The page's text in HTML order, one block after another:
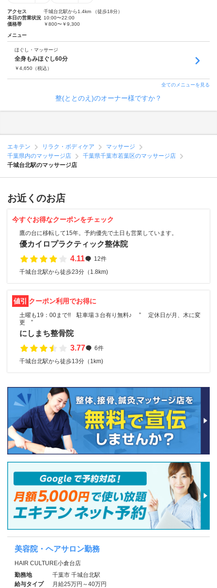
アクセス
千城台北駅から1.4km （徒歩18分）
本日の営業状況 10:00〜22:00
価格帯
￥800〜￥9,300
メニュー
ほぐし・マッサージ
全身もみほぐし60分
￥4,650 （税込）
全てのメニューを見る
整(ととのえ)のオーナー様ですか？
エキテン リラク・ボディケア
マッサージ
千葉県内のマッサージ店
千葉県千葉市若葉区のマッサージ店
千城台北駅のマッサージ店
お近くのお店
今すぐお得なクーポンをチェック
鷹の台に移転して15年。予約優先で土日も営業しています。
優カイロプラクティック整体院
4.11
12件
千城台北駅から徒歩23分（1.8km)
値引 クーポン利用でお得に
土曜も19：00まで!! 駐車場３台有り無料♪ ” 定休日が月、木に変
更 ”
にしまち整骨院
3.77
6件
千城台北駅から徒歩13分（1km)
美容院・ヘアサロン勤務
HAIR CULTURE小倉台店
勤務地
千葉市 千城台北駅
給与タイプ
月給25万円～40万円